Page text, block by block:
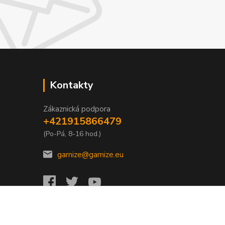
Kontakty
Zákaznická podpora
+421915866479
(Po-Pá, 8-16 hod.)
garnize@garnize.eu